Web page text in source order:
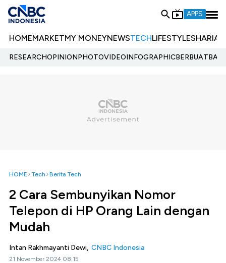
APPS
HOMEMARKETMY MONEYNEWSTECHLIFESTYLESHARIA
RESEARCHOPINIONPHOTOVIDEOINFOGRAPHIC
HOME Tech Berita Tech
2 Cara Sembunyikan Nomor
Telepon di HP Orang Lain dengan
Mudah
Intan Rakhmayanti Dewi, CNBC Indonesia
21 November 2024 08:15